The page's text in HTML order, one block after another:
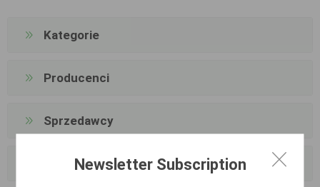
Kategorie
Producenci
Sprzedawcy
Popularne znaczniki
Newsletter Subscription